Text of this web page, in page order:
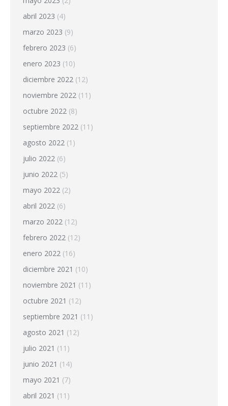
abril 2023 (4)
marzo 2023 (9)
febrero 2023 (6)
enero 2023 (10)
diciembre 2022 (12)
noviembre 2022 (11)
octubre 2022 (8)
septiembre 2022 (11)
agosto 2022 (1)
julio 2022 (6)
junio 2022 (5)
mayo 2022 (2)
abril 2022 (6)
marzo 2022 (12)
febrero 2022 (12)
enero 2022 (16)
diciembre 2021 (10)
noviembre 2021 (11)
octubre 2021 (12)
septiembre 2021 (11)
agosto 2021 (12)
julio 2021 (11)
junio 2021 (14)
mayo 2021 (7)
abril 2021 (11)